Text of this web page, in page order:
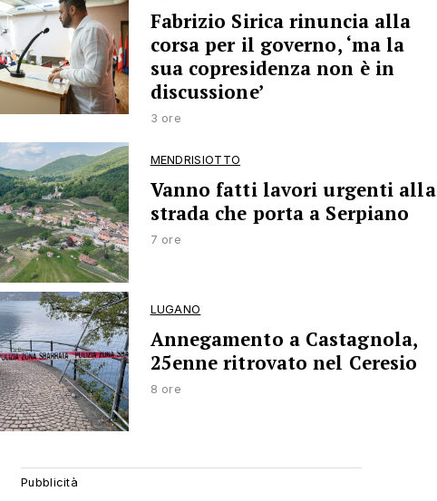
Fabrizio Sirica rinuncia alla
corsa per il governo, ‘ma la
sua copresidenza non è in
discussione’
3 ore
MENDRISIOTTO
Vanno fatti lavori urgenti alla
strada che porta a Serpiano
7 ore
LUGANO
Annegamento a Castagnola,
25enne ritrovato nel Ceresio
8 ore